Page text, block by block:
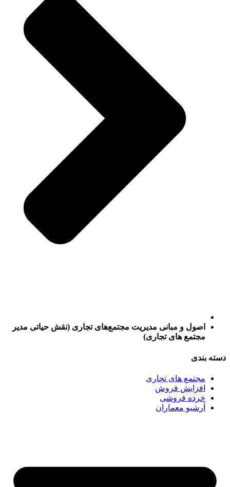
اصول و مبانی مدیریت مجتمع‌های تجاری (نقش حیاتی مدیر
مجتمع های تجاری)
دسته بندی
مجتمع های تجاری
افزایش فروش
خرده فروشی
آرشیو معماران